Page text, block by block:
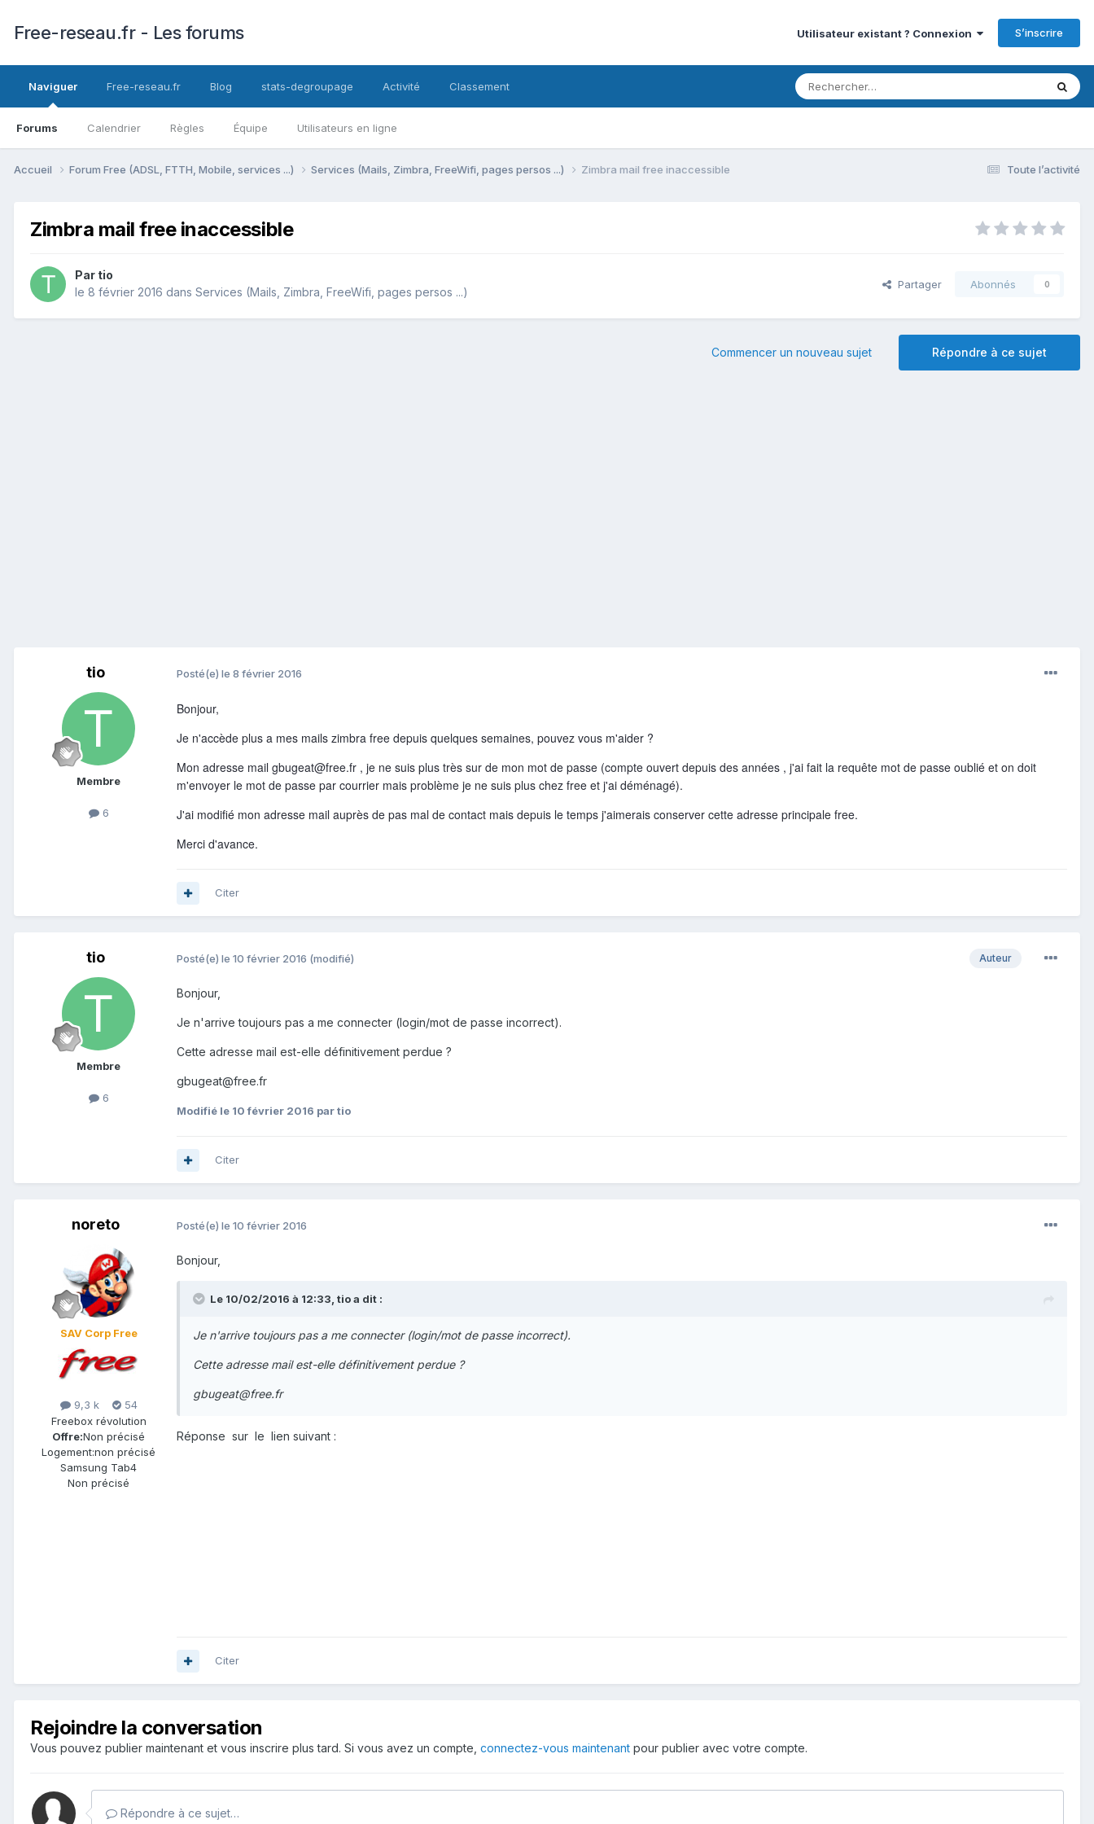
Free-reseau.fr - Les forums Utilisateur existant ? Connexion S’inscrire
Naviguer
Forums Calendrier Règles Équipe Utilisateurs en ligne
Free-reseau.fr Blog stats-degroupage Activité Classement
Toute l’activité
Accueil Forum Free (ADSL, FTTH, Mobile, services ...) Services (Mails, Zimbra, FreeWifi, pages persos ...) Zimbra mail free inaccessible
Zimbra mail free inaccessible
Par tio
le 8 février 2016 dans Services (Mails, Zimbra, FreeWifi, pages persos ...)
Partager Abonnés 0
Répondre à ce sujet
Commencer un nouveau sujet
tio
Membre
6
Posté(e) le 8 février 2016
Bonjour,
Je n'accède plus a mes mails zimbra free depuis quelques semaines, pouvez vous m'aider ?
Mon adresse mail gbugeat@free.fr , je ne suis plus très sur de mon mot de passe (compte ouvert depuis des années , j'ai fait la requête mot de passe oublié et on doit
m'envoyer le mot de passe par courrier mais problème je ne suis plus chez free et j'ai déménagé).
J'ai modifié mon adresse mail auprès de pas mal de contact mais depuis le temps j'aimerais conserver cette adresse principale free.
Merci d'avance.
Citer
tio
Membre
6
Auteur
Posté(e) le 10 février 2016 (modifié)
Bonjour,
Je n'arrive toujours pas a me connecter (login/mot de passe incorrect).
Cette adresse mail est-elle définitivement perdue ?
gbugeat@free.fr
Modifié le 10 février 2016 par tio
Citer
noreto
SAV Corp Free
9,3 k
54
Freebox révolution
Offre:Non précisé
Logement:non précisé
Samsung Tab4
Non précisé
Posté(e) le 10 février 2016
Bonjour,
Le 10/02/2016 à 12:33, tioa dit :
Je n'arrive toujours pas a me connecter (login/mot de passe incorrect).
Cette adresse mail est-elle définitivement perdue ?
gbugeat@free.fr
Réponse sur le lien suivant :
Citer
Rejoindre la conversation
Vous pouvez publier maintenant et vous inscrire plus tard. Si vous avez un compte, connectez-vous maintenant pour publier avec votre compte.
Répondre à ce sujet…